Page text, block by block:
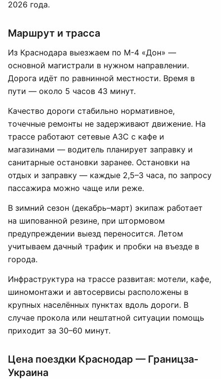
2026 года.
Маршрут и трасса
Из Краснодара выезжаем по М-4 «Дон» —
основной магистрали в нужном направлении.
Дорога идёт по равнинной местности. Время в
пути — около 5 часов 43 минут.
Качество дороги стабильно нормативное,
точечные ремонты не задерживают движение. На
трассе работают сетевые АЗС с кафе и
магазинами — водитель планирует заправку и
санитарные остановки заранее. Остановки на
отдых и заправку — каждые 2,5–3 часа, по запросу
пассажира можно чаще или реже.
В зимний сезон (декабрь–март) экипаж работает
на шипованной резине, при штормовом
предупреждении выезд переносится. Летом
учитываем дачный трафик и пробки на въезде в
города.
Инфраструктура на трассе развитая: мотели, кафе,
шиномонтажи и автосервисы расположены в
крупных населённых пунктах вдоль дороги. В
случае прокола или нештатной ситуации помощь
приходит за 30–60 минут.
Цена поездки Краснодар — Границза-
Украина